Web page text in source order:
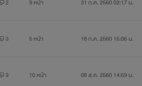
2 9 หน้า 31 ก.ค. 2560 02:17 น.
3 5 หน้า 18 ก.ค. 2560 15:06 น.
3 10 หน้า 08 ส.ค. 2560 14:59 น.